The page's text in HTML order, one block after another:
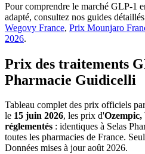
Pour comprendre le marché GLP-1
adapté, consultez nos guides
Wegovy France, Prix Mounjaro
2026.
Prix des traitements
Pharmacie Guidicelli
Tableau complet des prix officiels
le 15 juin 2026, les prix d'
réglementés : identiques à Selas
toutes les pharmacies de France.
Données mises à jour août 2026.